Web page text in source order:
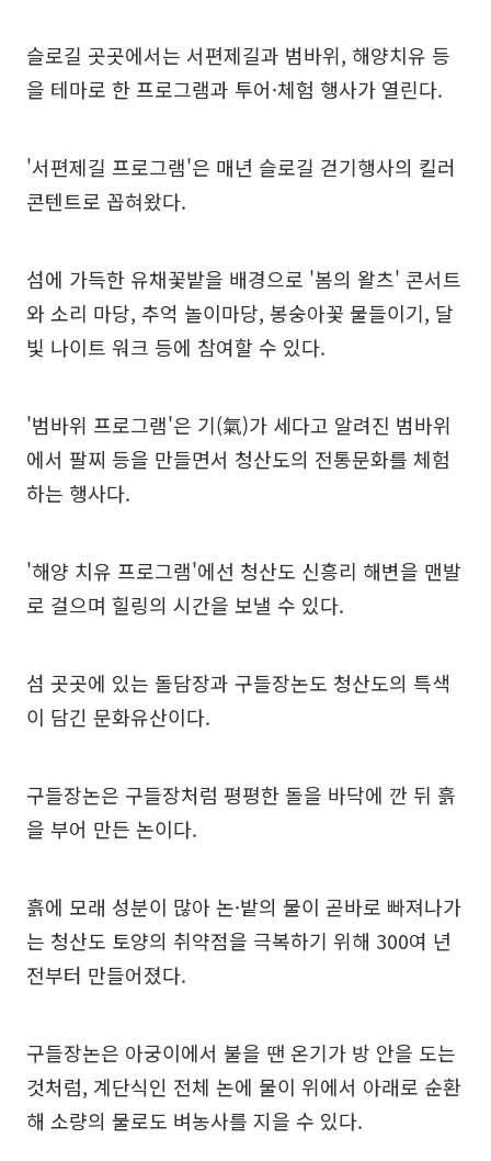
슬로길 곳곳에서는 서편제길과 범바위, 해양치유 등
을 테마로 한 프로그램과 투어·체험 행사가 열린다.
'서편제길 프로그램'은 매년 슬로길 걷기행사의 킬러
콘텐트로 꼽혀왔다.
섬에 가득한 유채꽃밭을 배경으로 '봄의 왈츠' 콘서트
와 소리 마당, 추억 놀이마당, 봉숭아꽃 물들이기, 달
빛 나이트 워크 등에 참여할 수 있다.
'범바위 프로그램'은 기(氣)가 세다고 알려진 범바위
에서 팔찌 등을 만들면서 청산도의 전통문화를 체험
하는 행사다.
'해양 치유 프로그램'에선 청산도 신흥리 해변을 맨발
로 걸으며 힐링의 시간을 보낼 수 있다.
섬 곳곳에 있는 돌담장과 구들장논도 청산도의 특색
이 담긴 문화유산이다.
구들장논은 구들장처럼 평평한 돌을 바닥에 깐 뒤 흙
을 부어 만든 논이다.
흙에 모래 성분이 많아 논·밭의 물이 곧바로 빠져나가
는 청산도 토양의 취약점을 극복하기 위해 300여 년
전부터 만들어졌다.
구들장논은 아궁이에서 불을 땐 온기가 방 안을 도는
것처럼, 계단식인 전체 논에 물이 위에서 아래로 순환
해 소량의 물로도 벼농사를 지을 수 있다.